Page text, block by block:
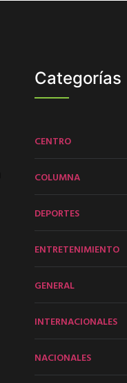
Categorías
CENTRO
COLUMNA
DEPORTES
ENTRETENIMIENTO
GENERAL
INTERNACIONALES
NACIONALES